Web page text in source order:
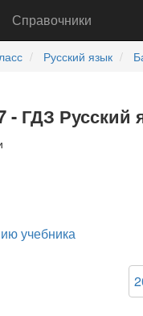
Справочники
Русский язык
- ГДЗ
учебника